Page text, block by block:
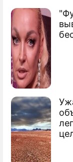
По теме
Три
В
В